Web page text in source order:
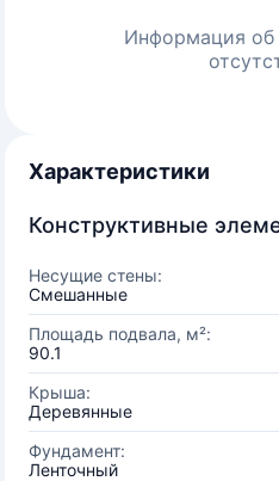
Информация об
Характеристики
Конструктивные
Несущие стены:
Смешанные
Площадь подвала, м²:
90.1
Крыша:
Деревянные
Фундамент:
Ленточный